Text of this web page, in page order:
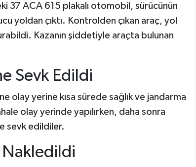
37 ACA 615 plakalı otomobil, sürücünün
yoldan çıktı. Kontrolden çıkan araç, yol
Kazanın şiddetiyle araçta bulunan
Sevk Edildi
olay yerine kısa sürede sağlık ve jandarma
olay yerinde yapılırken, daha sonra
sevk edildiler.
Nakledildi